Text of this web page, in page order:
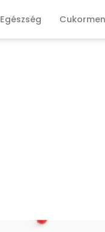
Egészség